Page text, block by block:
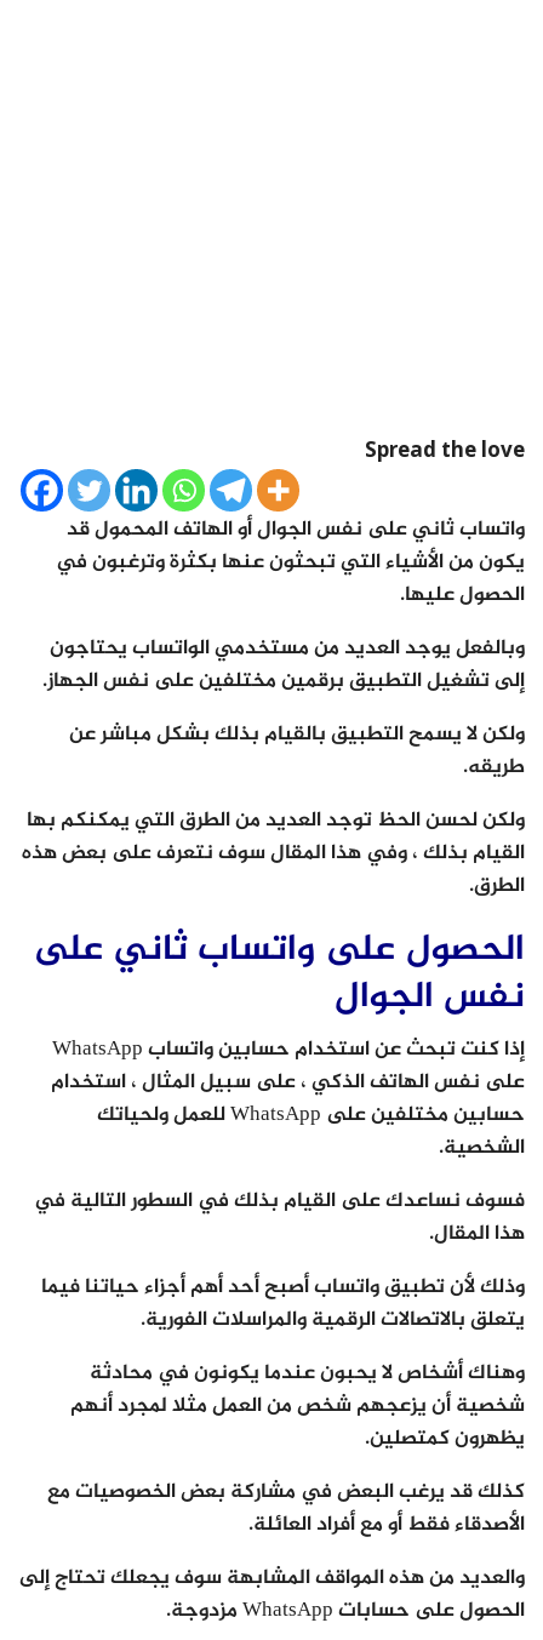
Spread the love
واتساب ثاني على نفس الجوال أو الهاتف المحمول قد
يكون من الأشياء التي تبحثون عنها بكثرة وترغبون في
الحصول عليها.
وبالفعل يوجد العديد من مستخدمي الواتساب يحتاجون
إلى تشغيل التطبيق برقمين مختلفين على نفس الجهاز.
ولكن لا يسمح التطبيق بالقيام بذلك بشكل مباشر عن
طريقه.
ولكن لحسن الحظ توجد العديد من الطرق التي يمكنكم بها
القيام بذلك ، وفي هذا المقال سوف نتعرف على بعض هذه
الطرق.
الحصول على واتساب ثاني على
نفس الجوال
إذا كنت تبحث عن استخدام حسابين واتساب WhatsApp
على نفس الهاتف الذكي ، على سبيل المثال ، استخدام
حسابين مختلفين على WhatsApp للعمل ولحياتك
الشخصية.
فسوف نساعدك على القيام بذلك في السطور التالية في
هذا المقال.
وذلك لأن تطبيق واتساب أصبح أحد أهم أجزاء حياتنا فيما
يتعلق بالاتصالات الرقمية والمراسلات الفورية.
وهناك أشخاص لا يحبون عندما يكونون في محادثة
شخصية أن يزعجهم شخص من العمل مثلا لمجرد أنهم
يظهرون كمتصلين.
كذلك قد يرغب البعض في مشاركة بعض الخصوصيات مع
الأصدقاء فقط أو مع أفراد العائلة.
والعديد من هذه المواقف المشابهة سوف يجعلك تحتاج إلى
الحصول على حسابات WhatsApp مزدوجة.